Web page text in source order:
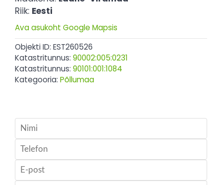
Riik: Eesti
Ava asukoht Google Mapsis
Objekti ID: EST260526
Katastritunnus: 90002:005:0231
Katastritunnus: 90101:001:1084
Kategooria: Põllumaa